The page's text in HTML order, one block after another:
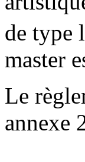
de type
master
Le
annexe